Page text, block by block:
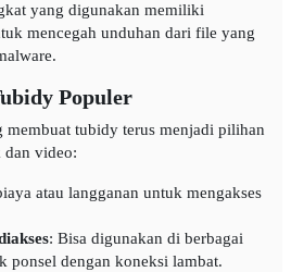
yang digunakan memiliki
mencegah unduhan dari file yang
Populer
membuat tubidy terus menjadi pilihan
dan video:
atau langganan untuk mengakses
: Bisa digunakan di berbagai
ponsel dengan koneksi lambat.